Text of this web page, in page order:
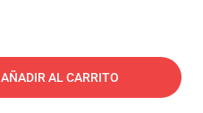
AÑADIR AL CARRITO